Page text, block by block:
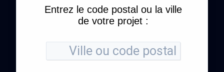
Entrez le code postal ou la ville
de votre projet :